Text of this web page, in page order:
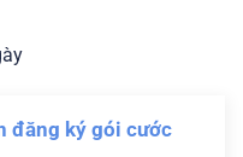
đăng ký gói cước